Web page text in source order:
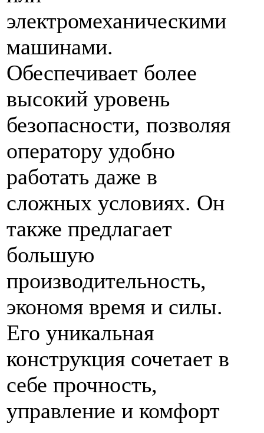
электромеханическими
машинами.
Обеспечивает более
высокий уровень
безопасности, позволяя
оператору удобно
работать даже в
сложных условиях. Он
также предлагает
большую
производительность,
экономя время и силы.
Его уникальная
конструкция сочетает в
себе прочность,
управление и комфорт